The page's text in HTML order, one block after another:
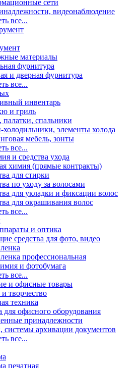
сети
видеонаблюдение
все...
материалы
фурнитура
и дверная фурнитура
все...
инвентарь
и гриль
палатки, спальники
элементы холода
мебель, зонты
все...
и средства ухода
химия (прямые контракты)
для стирки
по уходу за волосами
для укладки и фиксации волос
для окрашивания волос
все...
и оптика
средства для фото, видео
профессиональная
и фотобумага
все...
и офисные товары
творчество
техника
для офисного оборудования
принадлежности
системы архивации документов
все...
печатная